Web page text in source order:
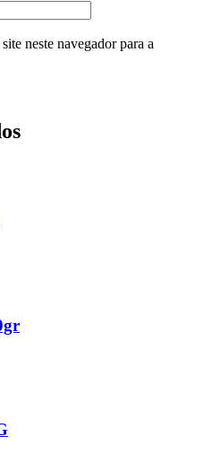
neste navegador para a